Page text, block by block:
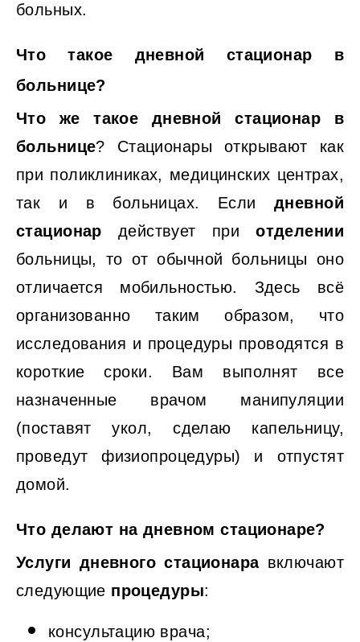
больных.
Что такое дневной стационар в
больнице?
Что же такое дневной стационар в
больнице? Стационары открывают как
при поликлиниках, медицинских центрах,
так и в больницах. Еслидневной
стационар действует приотделении
больницы, то от обычной больницы оно
отличается мобильностью. Здесь всё
организованно таким образом, что
исследования и процедуры проводятся в
короткие сроки. Вам выполнят все
назначенные врачом манипуляции
(поставят укол, сделаю капельницу,
проведут физиопроцедуры) и отпустят
домой.
Что делают на дневном стационаре?
Услуги дневного стационаравключают
следующие процедуры:
консультацию врача;